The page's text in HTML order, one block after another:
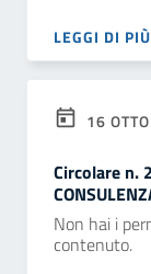
LEGGI DI PIÙ
16
Circolare n.
Non hai i
contenuto.